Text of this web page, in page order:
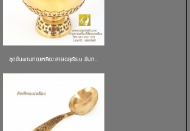
ชุดขันพานทองเหลือง ลายฉลุเรียบ ขันท...